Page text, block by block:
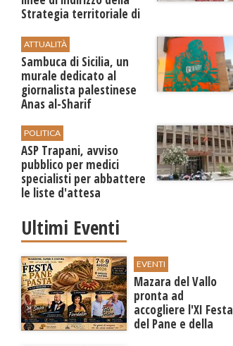
Strategia territoriale di
ATTUALITÀ
Sambuca di Sicilia, un
murale dedicato al
giornalista palestinese
Anas al-Sharif
POLITICA
ASP Trapani, avviso
pubblico per medici
specialisti per abbattere
le liste d'attesa
Ultimi Eventi
EVENTI
Mazara del Vallo
pronta ad
accogliere l'XI Festa
del Pane e della